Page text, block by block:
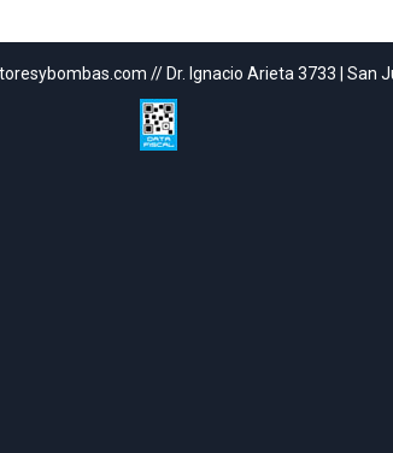
// Dr. Ignacio Arieta 3733 | San